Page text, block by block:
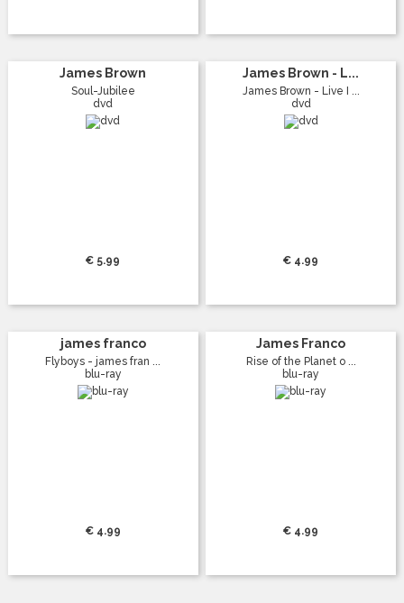
James Brown
Soul-Jubilee
dvd
€ 5.99
James Brown - L...
James Brown - Live I ...
dvd
€ 4.99
james franco
Flyboys - james fran ...
blu-ray
€ 4.99
James Franco
Rise of the Planet o ...
blu-ray
€ 4.99